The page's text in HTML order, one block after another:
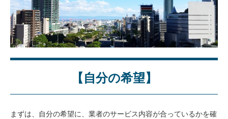
【自分の希望】
まずは、自分の希望に、業者のサービス内容が合っているかを確